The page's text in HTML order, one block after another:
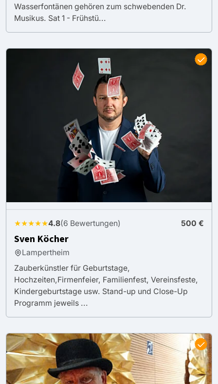
Wasserfontänen gehören zum schwebenden Dr.
Musikus. Sat 1 - Frühstü...
★★★★★4.8(6 Bewertungen) 500 €
Sven Köcher
Lampertheim
Zauberkünstler für Geburtstage,
Hochzeiten,Firmenfeier, Familienfest, Vereinsfeste,
Kindergeburtstage usw. Stand-up und Close-Up
Programm jeweils ...